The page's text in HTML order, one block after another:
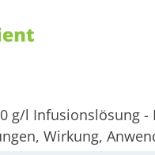
g/l Infusionslösung -
Wirkung,